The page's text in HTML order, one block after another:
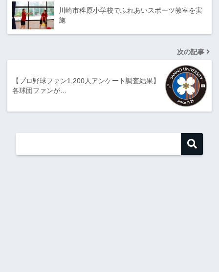
川崎市稗原小学校でふれあいスポーツ教室を実
施
次の記事
【プロ野球ファン1,200人アンケート調査結果】
各球団ファンが…